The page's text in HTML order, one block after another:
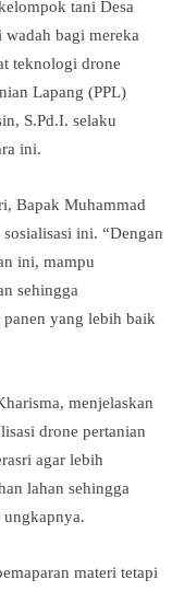
tani Desa
wadah bagi mereka
teknologi drone
Lapang (PPL)
S.Pd.I. selaku
ini.
Bapak Muhammad
ini. “Dengan
ini, mampu
sehingga
yang lebih baik
menjelaskan
drone pertanian
agar lebih
lahan sehingga
materi tetapi